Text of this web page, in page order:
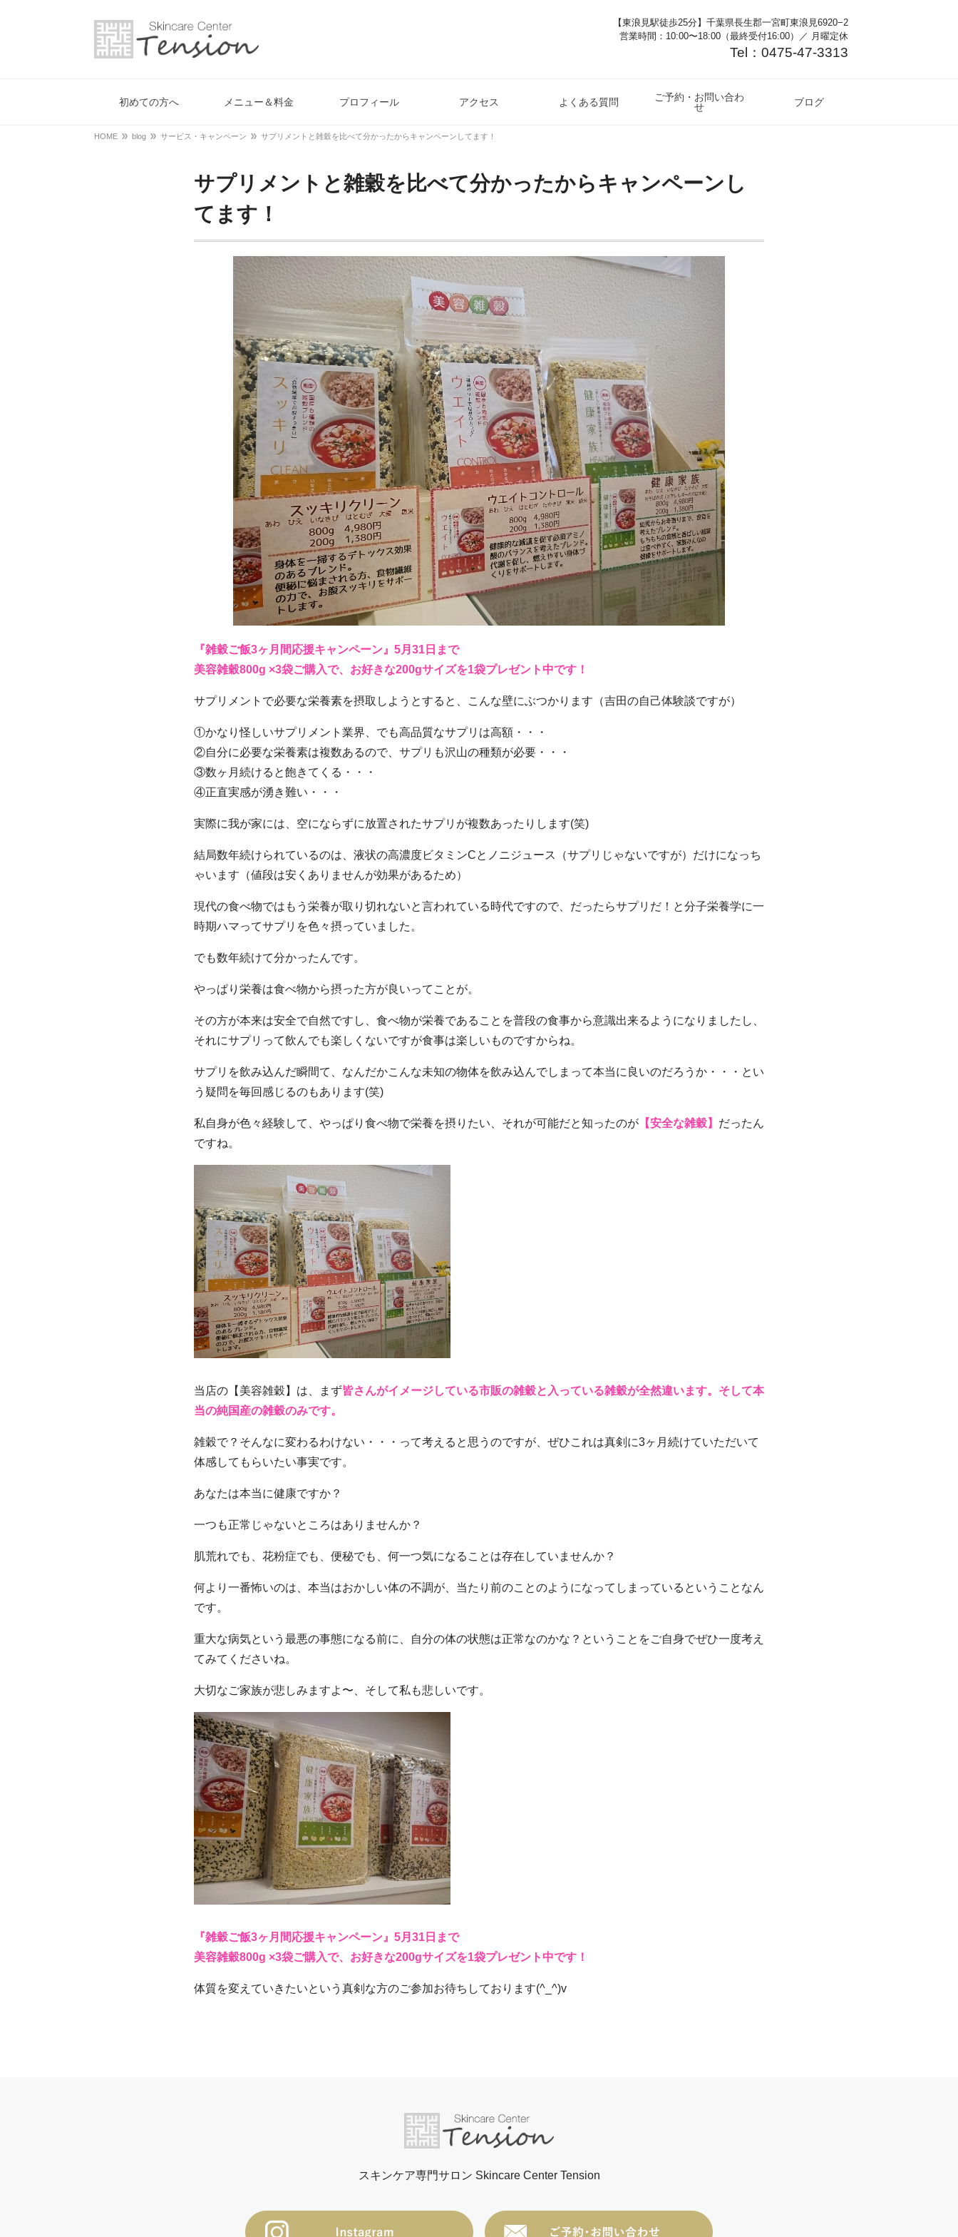
【東浪見駅徒歩25分】千葉県長生郡一宮町東浪見6920−2
営業時間：10:00〜18:00（最終受付16:00）／ 月曜定休
Tel：0475-47-3313
初めての方へ メニュー＆料金 プロフィール アクセス よくある質問
ご予約・お問い合わ
せ
ブログ
HOME blog サービス・キャンペーン サプリメントと雑穀を比べて分かったからキャンペーンしてます！
サプリメントと雑穀を比べて分かったからキャンペーンし
てます！
『雑穀ご飯3ヶ月間応援キャンペーン』5月31日まで
美容雑穀800g ×3袋ご購入で、お好きな200gサイズを1袋プレゼント中です！
サプリメントで必要な栄養素を摂取しようとすると、こんな壁にぶつかります（吉田の自己体験談ですが）
①かなり怪しいサプリメント業界、でも高品質なサプリは高額・・・
②自分に必要な栄養素は複数あるので、サプリも沢山の種類が必要・・・
③数ヶ月続けると飽きてくる・・・
④正直実感が湧き難い・・・
実際に我が家には、空にならずに放置されたサプリが複数あったりします(笑)
結局数年続けられているのは、液状の高濃度ビタミンCとノニジュース（サプリじゃないですが）だけになっち
ゃいます（値段は安くありませんが効果があるため）
現代の食べ物ではもう栄養が取り切れないと言われている時代ですので、だったらサプリだ！と分子栄養学に一
時期ハマってサプリを色々摂っていました。
でも数年続けて分かったんです。
やっぱり栄養は食べ物から摂った方が良いってことが。
その方が本来は安全で自然ですし、食べ物が栄養であることを普段の食事から意識出来るようになりましたし、
それにサプリって飲んでも楽しくないですが食事は楽しいものですからね。
サプリを飲み込んだ瞬間て、なんだかこんな未知の物体を飲み込んでしまって本当に良いのだろうか・・・とい
う疑問を毎回感じるのもあります(笑)
私自身が色々経験して、やっぱり食べ物で栄養を摂りたい、それが可能だと知ったのが 【安全な雑穀】 だったん
ですね。
当店の【美容雑穀】は、まず皆さんがイメージしている市販の雑穀と入っている雑穀が全然違います。そして本
当の純国産の雑穀のみです。
雑穀で？そんなに変わるわけない・・・って考えると思うのですが、ぜひこれは真剣に3ヶ月続けていただいて
体感してもらいたい事実です。
あなたは本当に健康ですか？
一つも正常じゃないところはありませんか？
肌荒れでも、花粉症でも、便秘でも、何一つ気になることは存在していませんか？
何より一番怖いのは、本当はおかしい体の不調が、当たり前のことのようになってしまっているということなん
です。
重大な病気という最悪の事態になる前に、自分の体の状態は正常なのかな？ということをご自身でぜひ一度考え
てみてくださいね。
大切なご家族が悲しみますよ〜、そして私も悲しいです。
『雑穀ご飯3ヶ月間応援キャンペーン』5月31日まで
美容雑穀800g ×3袋ご購入で、お好きな200gサイズを1袋プレゼント中です！
体質を変えていきたいという真剣な方のご参加お待ちしております(^_^)v
スキンケア専門サロン Skincare Center Tension